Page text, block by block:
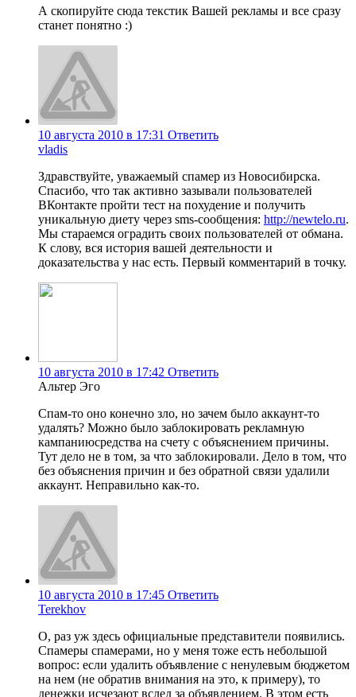
А скопируйте сюда текстик Вашей рекламы и все сразу
станет понятно :)
10 августа 2010 в 17:31 Ответить
vladis
Здравствуйте, уважаемый спамер из Новосибирска.
Спасибо, что так активно зазывали пользователей
ВКонтакте пройти тест на похудение и получить
уникальную диету через sms-сообщения: http://newtelo.ru.
Мы стараемся оградить своих пользователей от обмана.
К слову, вся история вашей деятельности и
доказательства у нас есть. Первый комментарий в точку.
10 августа 2010 в 17:42 Ответить
Альтер Эго
Спам-то оно конечно зло, но зачем было аккаунт-то
удалять? Можно было заблокировать рекламную
кампаниюсредства на счету с объяснением причины.
Тут дело не в том, за что заблокировали. Дело в том, что
без объяснения причин и без обратной связи удалили
аккаунт. Неправильно как-то.
10 августа 2010 в 17:45 Ответить
Terekhov
О, раз уж здесь официальные представители появились.
Спамеры спамерами, но у меня тоже есть небольшой
вопрос: если удалить объявление с ненулевым бюджетом
на нем (не обратив внимания на это, к примеру), то
денежки исчезают вслед за объявлением. В этом есть